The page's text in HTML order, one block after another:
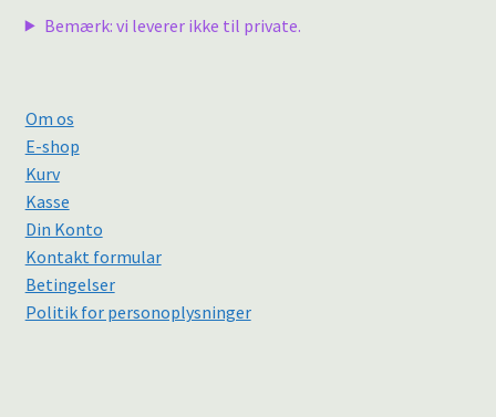
Bemærk: vi leverer ikke til private.
Om os
E-shop
Kurv
Kasse
Din Konto
Kontakt formular
Betingelser
Politik for personoplysninger